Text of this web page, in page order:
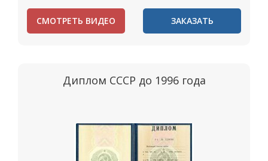
СМОТРЕТЬ ВИДЕО ЗАКАЗАТЬ
Диплом СССР до 1996 года